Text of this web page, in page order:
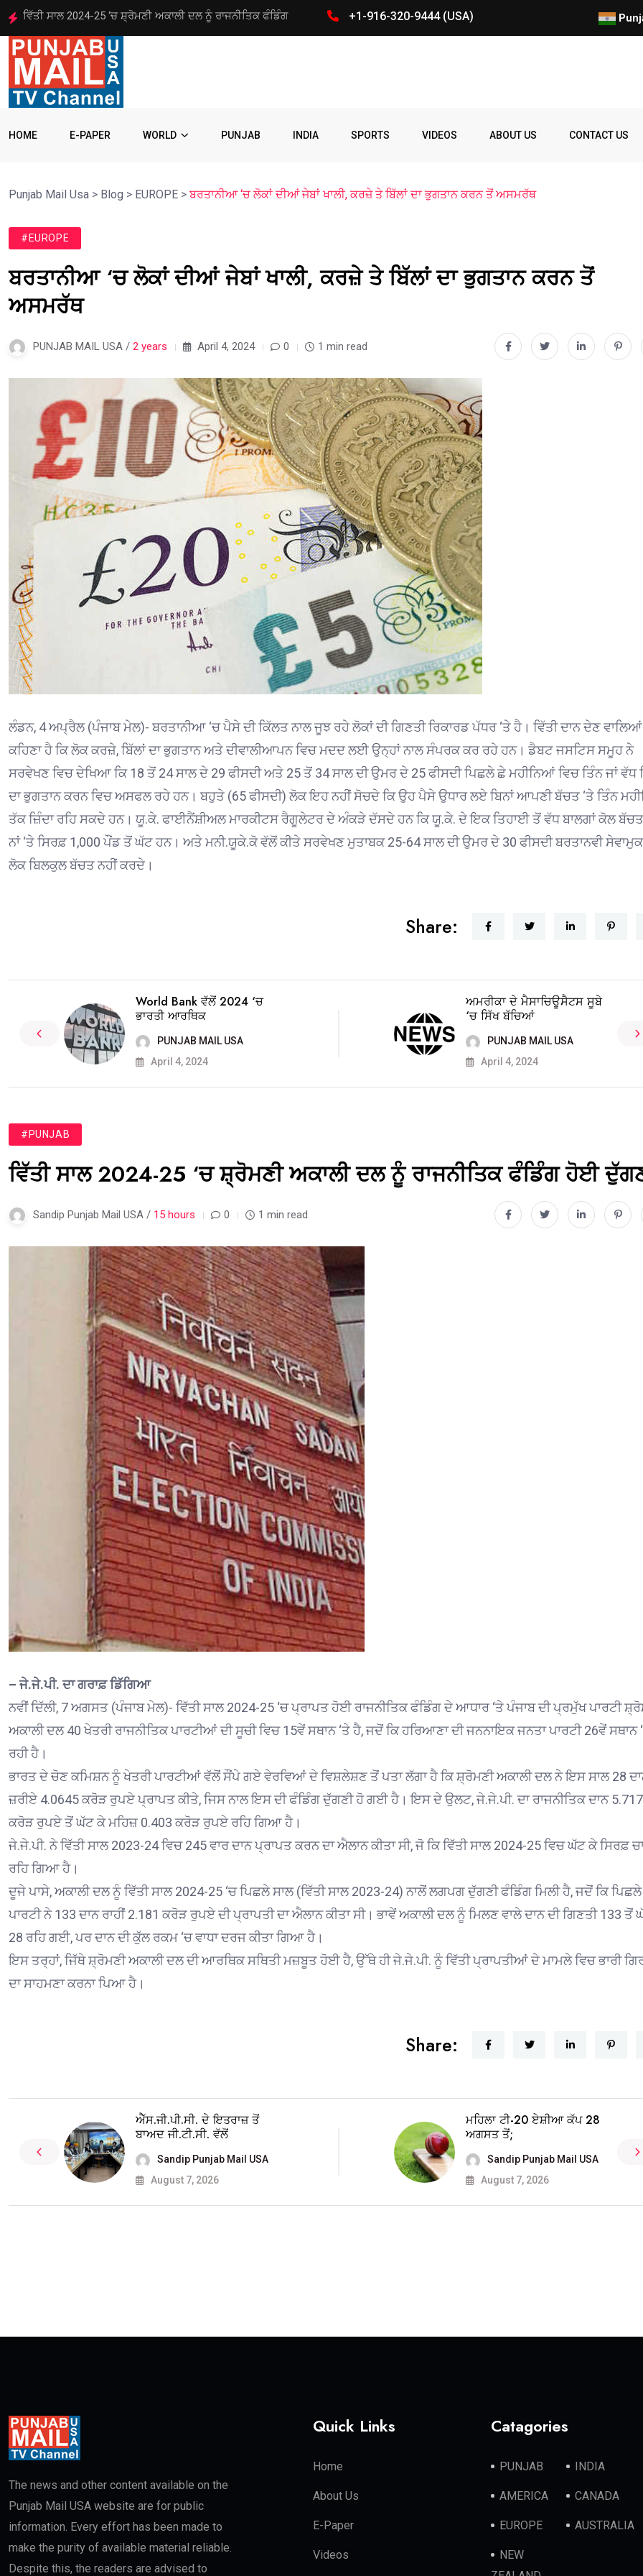
ਐੱਸ.ਜੀ.ਪੀ.ਸੀ. ਦੇ ਇਤਰਾਜ਼ ਤੋਂ ਬਾਅਦ ਜੀ.ਟੀ.ਸੀ. ਵੱਲੋਂ ਗੁਰਬਾਣੀ ਦਾ ਅਸਥਾਈ ਕੈਲੀਫੋਰਨੀਆ ‘ਚ ਪੰਜਾਬ ਨੌਜਵਾਨ
+1-916-320-9444 (USA)
HOME E-PAPER WORLD PUNJAB INDIA SPORTS VIDEOS ABOUT US CONTACT US
Ohio Parade Party Police prize Student
Punjab Mail Usa > Blog > EUROPE >ਬਰਤਾਨੀਆ ‘ਚ ਲੋਕਾਂ ਦੀਆਂ ਜੇਬਾਂ ਖਾਲੀ, ਕਰਜ਼ੇ ਤੇ ਬਿੱਲਾਂ ਦਾ ਭੁਗਤਾਨ ਕਰਨ ਤੋਂ ਅਸਮਰੱਥ
#EUROPE
ਬਰਤਾਨੀਆ ‘ਚ ਲੋਕਾਂ ਦੀਆਂ ਜੇਬਾਂ ਖਾਲੀ, ਕਰਜ਼ੇ ਤੇ ਬਿੱਲਾਂ ਦਾ ਭੁਗਤਾਨ ਕਰਨ ਤੋਂ
ਅਸਮਰੱਥ
PUNJAB MAIL USA / 2 years April 4, 2024 0 1 min read
ਲੰਡਨ, 4 ਅਪ੍ਰੈਲ (ਪੰਜਾਬ ਮੇਲ)- ਬਰਤਾਨੀਆ ‘ਚ ਪੈਸੇ ਦੀ ਕਿੱਲਤ ਨਾਲ ਜੂਝ ਰਹੇ ਲੋਕਾਂ ਦੀ ਗਿਣਤੀ ਰਿਕਾਰਡ ਪੱਧਰ ‘ਤੇ ਹੈ। ਵਿੱਤੀ ਦਾਨ ਦੇਣ ਵਾਲਿਆਂ
ਕਹਿਣਾ ਹੈ ਕਿ ਲੋਕ ਕਰਜ਼ੇ, ਬਿੱਲਾਂ ਦਾ ਭੁਗਤਾਨ ਅਤੇ ਦੀਵਾਲੀਆਪਨ ਵਿਚ ਮਦਦ ਲਈ ਉਨ੍ਹਾਂ ਨਾਲ ਸੰਪਰਕ ਕਰ ਰਹੇ ਹਨ। ਡੈਬਟ ਜਸਟਿਸ ਸਮੂਹ ਨੇ
ਸਰਵੇਖਣ ਵਿਚ ਦੇਖਿਆ ਕਿ 18 ਤੋਂ 24 ਸਾਲ ਦੇ 29 ਫੀਸਦੀ ਅਤੇ 25 ਤੋਂ 34 ਸਾਲ ਦੀ ਉਮਰ ਦੇ 25 ਫੀਸਦੀ ਪਿਛਲੇ ਛੇ ਮਹੀਨਿਆਂ ਵਿਚ ਤਿੰਨ ਜਾਂ ਵੱਧ
ਦਾ ਭੁਗਤਾਨ ਕਰਨ ਵਿਚ ਅਸਫਲ ਰਹੇ ਹਨ। ਬਹੁਤੇ (65 ਫੀਸਦੀ) ਲੋਕ ਇਹ ਨਹੀਂ ਸੋਚਦੇ ਕਿ ਉਹ ਪੈਸੇ ਉਧਾਰ ਲਏ ਬਿਨਾਂ ਆਪਣੀ ਬੱਚਤ ‘ਤੇ ਤਿੰਨ
ਤੱਕ ਜ਼ਿੰਦਾ ਰਹਿ ਸਕਦੇ ਹਨ। ਯੂ.ਕੇ. ਫਾਈਨੈਂਸ਼ੀਅਲ ਮਾਰਕੀਟਸ ਰੈਗੂਲੇਟਰ ਦੇ ਅੰਕੜੇ ਦੱਸਦੇ ਹਨ ਕਿ ਯੂ.ਕੇ. ਦੇ ਇਕ ਤਿਹਾਈ ਤੋਂ ਵੱਧ ਬਾਲਗਾਂ ਕੋਲ
ਨਾਂ ‘ਤੇ ਸਿਰਫ਼ 1,000 ਪੌਂਡ ਤੋਂ ਘੱਟ ਹਨ। ਅਤੇ ਮਨੀ.ਯੂਕੇ.ਕੋ ਵੱਲੋਂ ਕੀਤੇ ਸਰਵੇਖਣ ਮੁਤਾਬਕ 25-64 ਸਾਲ ਦੀ ਉਮਰ ਦੇ 30 ਫੀਸਦੀ ਬਰਤਾਨਵੀ
ਲੋਕ ਬਿਲਕੁਲ ਬੱਚਤ ਨਹੀਂ ਕਰਦੇ।
Share:
World Bank ਵੱਲੋਂ 2024 ‘ਚ
ਭਾਰਤੀ ਆਰਥਿਕ
PUNJAB MAIL USA
April 4, 2024
ਅਮਰੀਕਾ ਦੇ ਮੈਸਾਚਿਊਸੈਟਸ ਸੂਬੇ
‘ਚ ਸਿੱਖ ਬੱਚਿਆਂ
PUNJAB MAIL USA
April 4, 2024
#PUNJAB
ਵਿੱਤੀ ਸਾਲ 2024-25 ‘ਚ ਸ਼੍ਰੋਮਣੀ ਅਕਾਲੀ ਦਲ ਨੂੰ ਰਾਜਨੀਤਿਕ ਫੰਡਿੰਗ ਹੋਈ
Sandip Punjab Mail USA / 15 hours 0 1 min read
– ਜੇ.ਜੇ.ਪੀ. ਦਾ ਗਰਾਫ਼ ਡਿੱਗਿਆ
ਨਵੀਂ ਦਿੱਲੀ, 7 ਅਗਸਤ (ਪੰਜਾਬ ਮੇਲ)- ਵਿੱਤੀ ਸਾਲ 2024-25 ‘ਚ ਪ੍ਰਾਪਤ ਹੋਈ ਰਾਜਨੀਤਿਕ ਫੰਡਿੰਗ ਦੇ ਆਧਾਰ ‘ਤੇ ਪੰਜਾਬ ਦੀ ਪ੍ਰਮੁੱਖ ਪਾਰਟੀ
ਅਕਾਲੀ ਦਲ 40 ਖੇਤਰੀ ਰਾਜਨੀਤਿਕ ਪਾਰਟੀਆਂ ਦੀ ਸੂਚੀ ਵਿਚ 15ਵੇਂ ਸਥਾਨ ‘ਤੇ ਹੈ, ਜਦੋਂ ਕਿ ਹਰਿਆਣਾ ਦੀ ਜਨਨਾਇਕ ਜਨਤਾ ਪਾਰਟੀ 26ਵੇਂ ਸਥਾਨ
ਰਹੀ ਹੈ।
ਭਾਰਤ ਦੇ ਚੋਣ ਕਮਿਸ਼ਨ ਨੂੰ ਖੇਤਰੀ ਪਾਰਟੀਆਂ ਵੱਲੋਂ ਸੌਂਪੇ ਗਏ ਵੇਰਵਿਆਂ ਦੇ ਵਿਸ਼ਲੇਸ਼ਣ ਤੋਂ ਪਤਾ ਲੱਗਾ ਹੈ ਕਿ ਸ਼੍ਰੋਮਣੀ ਅਕਾਲੀ ਦਲ ਨੇ ਇਸ ਸਾਲ 28
ਜ਼ਰੀਏ 4.0645 ਕਰੋੜ ਰੁਪਏ ਪ੍ਰਾਪਤ ਕੀਤੇ, ਜਿਸ ਨਾਲ ਇਸ ਦੀ ਫੰਡਿੰਗ ਦੁੱਗਣੀ ਹੋ ਗਈ ਹੈ। ਇਸ ਦੇ ਉਲਟ, ਜੇ.ਜੇ.ਪੀ. ਦਾ ਰਾਜਨੀਤਿਕ ਦਾਨ 5.717
ਕਰੋੜ ਰੁਪਏ ਤੋਂ ਘੱਟ ਕੇ ਮਹਿਜ਼ 0.403 ਕਰੋੜ ਰੁਪਏ ਰਹਿ ਗਿਆ ਹੈ।
ਜੇ.ਜੇ.ਪੀ. ਨੇ ਵਿੱਤੀ ਸਾਲ 2023-24 ਵਿਚ 245 ਵਾਰ ਦਾਨ ਪ੍ਰਾਪਤ ਕਰਨ ਦਾ ਐਲਾਨ ਕੀਤਾ ਸੀ, ਜੋ ਕਿ ਵਿੱਤੀ ਸਾਲ 2024-25 ਵਿਚ ਘੱਟ ਕੇ ਸਿਰਫ਼
ਰਹਿ ਗਿਆ ਹੈ।
ਦੂਜੇ ਪਾਸੇ, ਅਕਾਲੀ ਦਲ ਨੂੰ ਵਿੱਤੀ ਸਾਲ 2024-25 ‘ਚ ਪਿਛਲੇ ਸਾਲ (ਵਿੱਤੀ ਸਾਲ 2023-24) ਨਾਲੋਂ ਲਗਪਗ ਦੁੱਗਣੀ ਫੰਡਿੰਗ ਮਿਲੀ ਹੈ, ਜਦੋਂ ਕਿ
ਪਾਰਟੀ ਨੇ 133 ਦਾਨ ਰਾਹੀਂ 2.181 ਕਰੋੜ ਰੁਪਏ ਦੀ ਪ੍ਰਾਪਤੀ ਦਾ ਐਲਾਨ ਕੀਤਾ ਸੀ। ਭਾਵੇਂ ਅਕਾਲੀ ਦਲ ਨੂੰ ਮਿਲਣ ਵਾਲੇ ਦਾਨ ਦੀ ਗਿਣਤੀ 133 ਤੋਂ
28 ਰਹਿ ਗਈ, ਪਰ ਦਾਨ ਦੀ ਕੁੱਲ ਰਕਮ ‘ਚ ਵਾਧਾ ਦਰਜ ਕੀਤਾ ਗਿਆ ਹੈ।
ਇਸ ਤਰ੍ਹਾਂ, ਜਿੱਥੇ ਸ਼੍ਰੋਮਣੀ ਅਕਾਲੀ ਦਲ ਦੀ ਆਰਥਿਕ ਸਥਿਤੀ ਮਜ਼ਬੂਤ ਹੋਈ ਹੈ, ਉੱਥੇ ਹੀ ਜੇ.ਜੇ.ਪੀ. ਨੂੰ ਵਿੱਤੀ ਪ੍ਰਾਪਤੀਆਂ ਦੇ ਮਾਮਲੇ ਵਿਚ ਭਾਰੀ
ਦਾ ਸਾਹਮਣਾ ਕਰਨਾ ਪਿਆ ਹੈ।
Share:
ਐੱਸ.ਜੀ.ਪੀ.ਸੀ. ਦੇ ਇਤਰਾਜ਼ ਤੋਂ
ਬਾਅਦ ਜੀ.ਟੀ.ਸੀ. ਵੱਲੋਂ
Sandip Punjab Mail USA
August 7, 2026
ਮਹਿਲਾ ਟੀ-20 ਏਸ਼ੀਆ ਕੱਪ 28
ਅਗਸਤ ਤੋਂ;
Sandip Punjab Mail USA
August 7, 2026
The news and other content available on the
Punjab Mail USA website are for public
information. Every effort has been made to
make the purity of available material reliable.
Despite this, the readers are advised to
Quick Links
Home
About Us
E-Paper
Videos
Catagories
PUNJAB INDIA
AMERICA CANADA
EUROPE AUSTRALIA
NEW